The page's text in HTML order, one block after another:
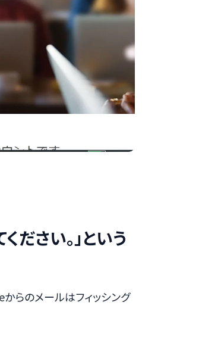
ださい。」という
からのメールはフィッシング